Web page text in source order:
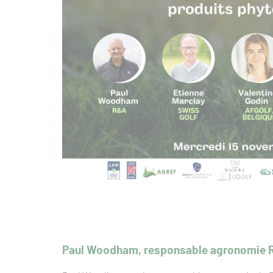
Paul Woodham, responsable agronomie